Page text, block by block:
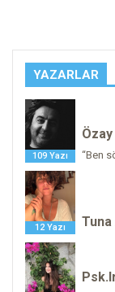
YAZARLAR
109 Yazı “Ben
12 Yazı Tuna